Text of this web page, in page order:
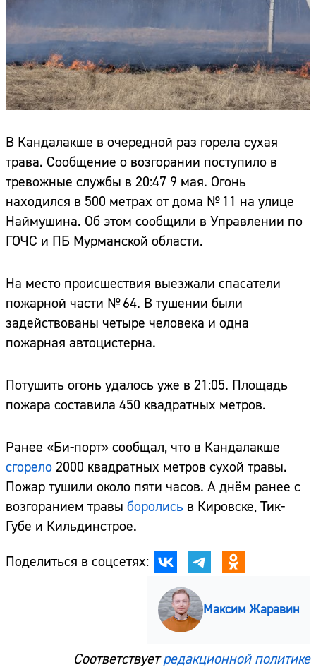
В Кандалакше в очередной раз горела сухая
трава. Сообщение о возгорании поступило в
тревожные службы в 20:47 9 мая. Огонь
находился в 500 метрах от дома № 11 на улице
Наймушина. Об этом сообщили в Управлении по
ГОЧС и ПБ Мурманской области.
На место происшествия выезжали спасатели
пожарной части № 64. В тушении были
задействованы четыре человека и одна
пожарная автоцистерна.
Потушить огонь удалось уже в 21:05. Площадь
пожара составила 450 квадратных метров.
Ранее «Би-порт» сообщал, что в Кандалакше
сгорело 2000 квадратных метров сухой травы.
Пожар тушили около пяти часов. А днём ранее с
возгоранием травы боролись в Кировске, Тик-
Губе и Кильдинстрое.
Поделиться в соцсетях:
Максим Жаравин
Соответствуетредакционной политике